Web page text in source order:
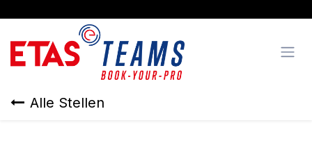
Alle Stellen